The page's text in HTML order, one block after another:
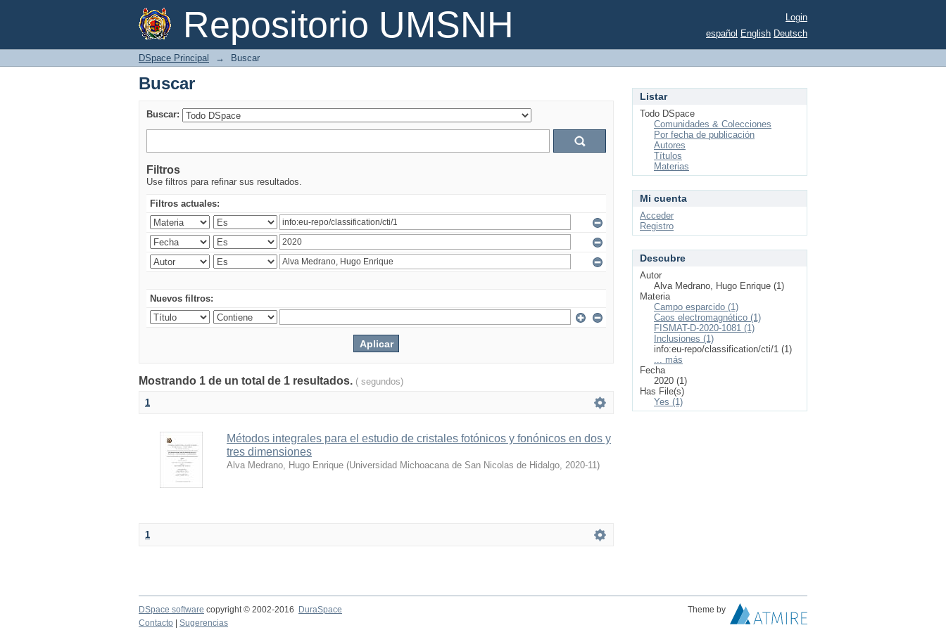
Repositorio UMSNH
Buscar
Login
español English Deutsch
DSpace Principal → Buscar
Buscar
Buscar:
Filtros
Use filtros para refinar sus resultados.
Filtros actuales:
Nuevos filtros:
Mostrando 1 de un total de 1 resultados. ( segundos)
1
Métodos integrales para el estudio de cristales fotónicos y fonónicos en dos y
tres dimensiones
Alva Medrano, Hugo Enrique (Universidad Michoacana de San Nicolas de Hidalgo, 2020-11)
1
Listar
Todo DSpace
Comunidades & Colecciones
Por fecha de publicación
Autores
Títulos
Materias
Mi cuenta
Acceder
Registro
Descubre
Autor
Alva Medrano, Hugo Enrique (1)
Materia
Campo esparcido (1)
Caos electromagnético (1)
FISMAT-D-2020-1081 (1)
Inclusiones (1)
info:eu-repo/classification/cti/1 (1)
... más
Fecha
2020 (1)
Has File(s)
Yes (1)
DSpace software copyright © 2002-2016 DuraSpace
Theme by
Contacto
Sugerencias